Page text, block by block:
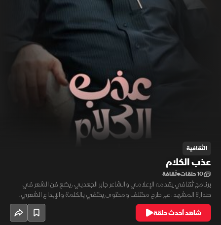
الثقافية
عذب الكلام
10 حلقات ثقافة
برنامج ثقافي يقدمه الإعلامي والشاعر جابر الجعدبي، يضع فن الشعر في
صدارة المشهد، عبر طرح مختلف ومحتوى يحتفي بالكلمة والإبداع الشعري.
يقدم البرنامج تجربة ثقافية أولى من نوعها، تبرز مكانة الشعر بوصفه فناً حياً
يعكس الوجدان والهوية والتعبير الإنساني.
شاهد أحدث حلقة